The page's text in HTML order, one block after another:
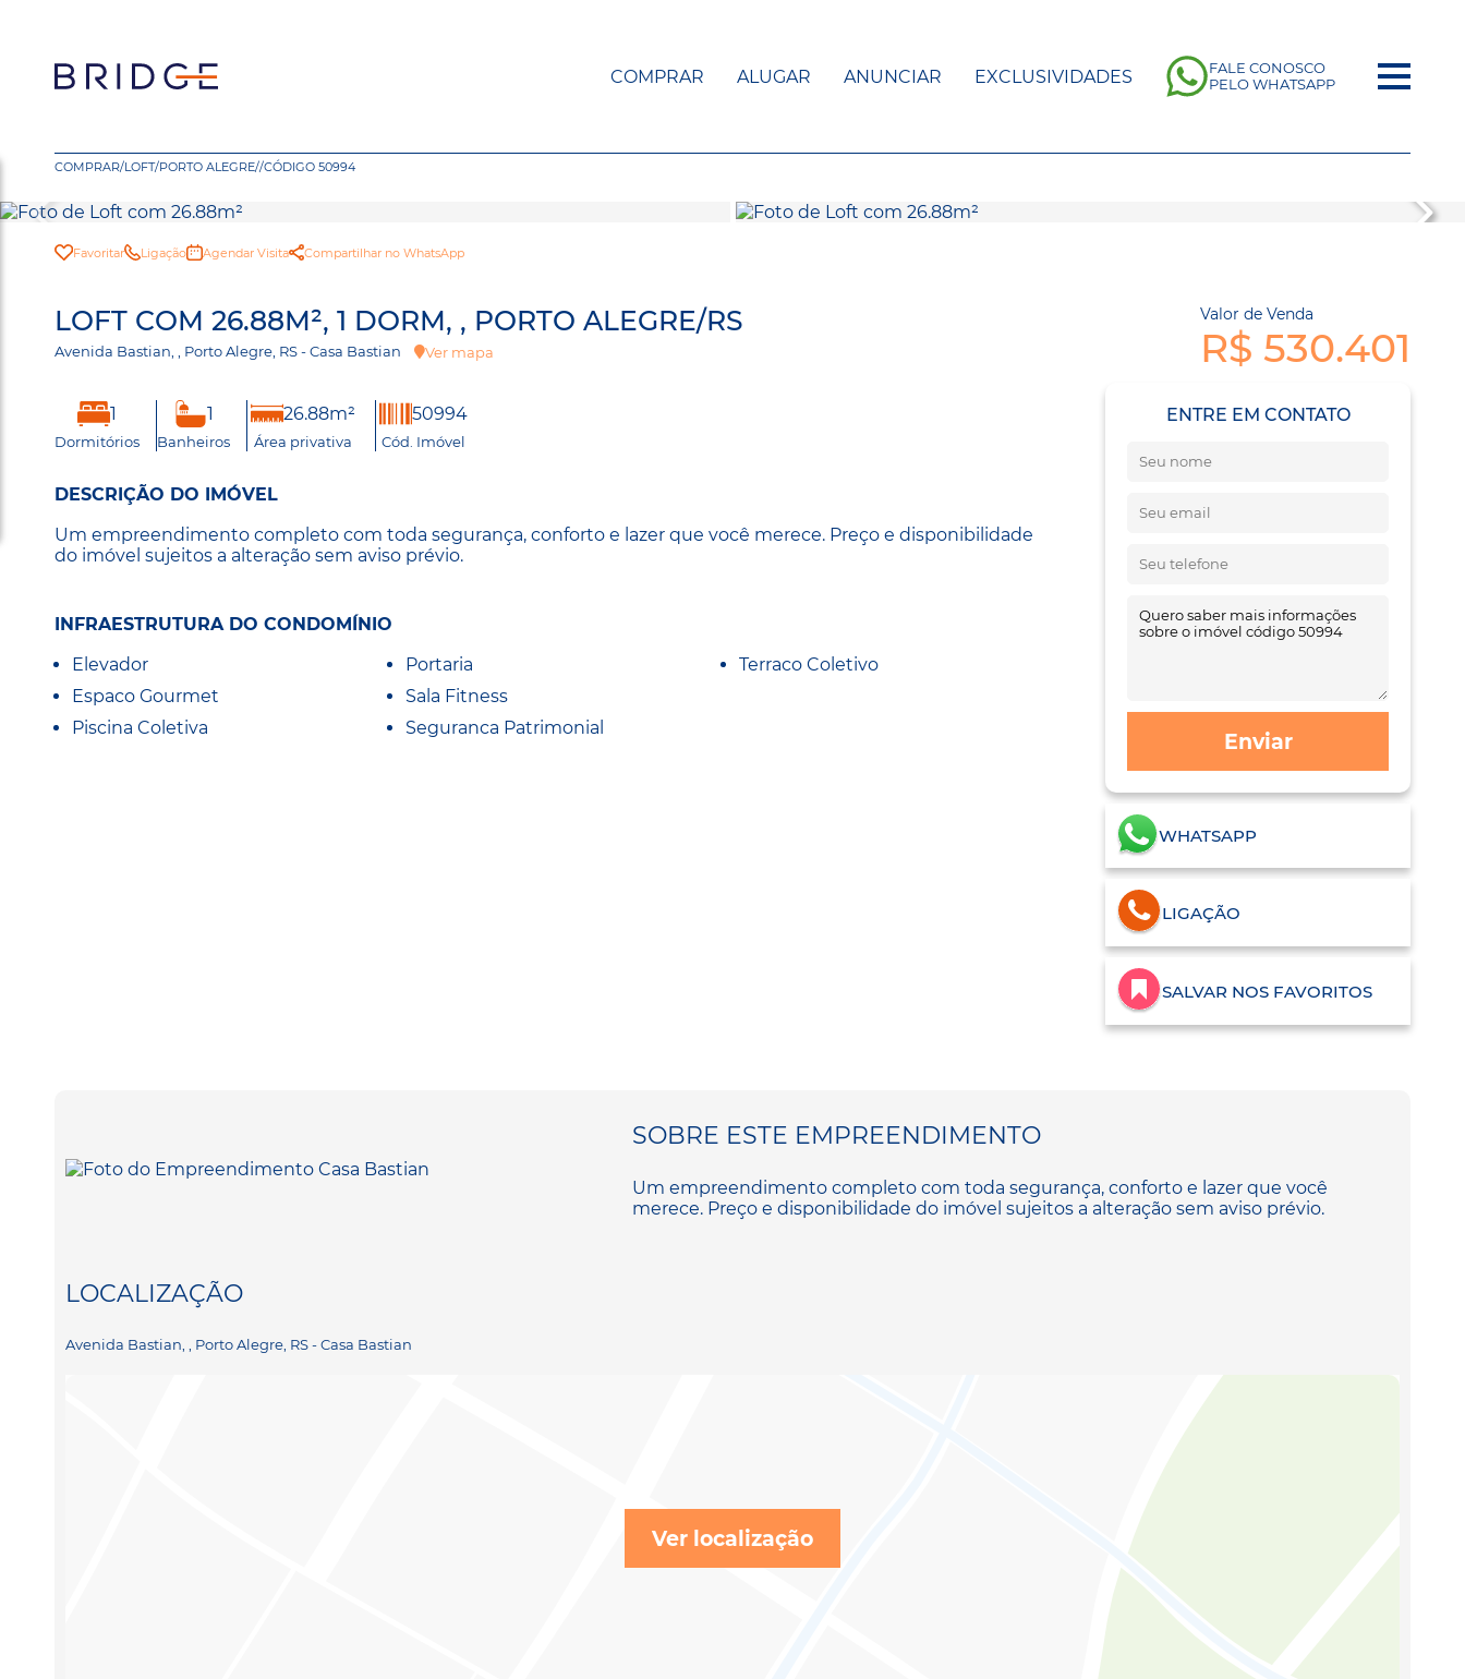
COMPRAR ALUGAR ANUNCIAR EXCLUSIVIDADES
FALE CONOSCO
PELO WHATSAPP
COMPRAR/LOFT/PORTO ALEGRE//CÓDIGO 50994
Favoritar Ligação Agendar Visita Compartilhar no WhatsApp
LOFT COM 26.88M², 1 DORM, , PORTO ALEGRE/RS
Avenida Bastian, , Porto Alegre, RS - Casa Bastian Ver mapa
Valor de Venda
R$ 530.401
1
Dormitórios
1
Banheiros
26.88m²
Área privativa
50994
Cód. Imóvel
DESCRIÇÃO DO IMÓVEL
Um empreendimento completo com toda segurança, conforto e lazer que você merece. Preço e disponibilidade
do imóvel sujeitos a alteração sem aviso prévio.
INFRAESTRUTURA DO CONDOMÍNIO
Elevador
Espaco Gourmet
Piscina Coletiva
Portaria
Sala Fitness
Seguranca Patrimonial
Terraco Coletivo
ENTRE EM CONTATO
Enviar
WHATSAPP
LIGAÇÃO
SALVAR NOS FAVORITOS
SOBRE ESTE EMPREENDIMENTO
Um empreendimento completo com toda segurança, conforto e lazer que você
merece. Preço e disponibilidade do imóvel sujeitos a alteração sem aviso prévio.
LOCALIZAÇÃO
Avenida Bastian, , Porto Alegre, RS - Casa Bastian
Ver localização